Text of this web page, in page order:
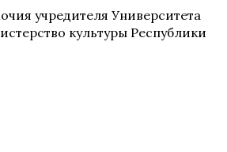
учредителя Университета
культуры Республики